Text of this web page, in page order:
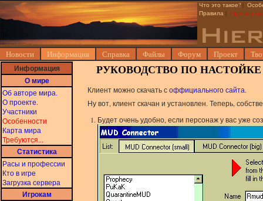
Что это такое? |
Правила | Проекту
Новости Информация Справка Файлы Форум Проект
Информация
О мире
Об авторе мира.
О проекте.
Участники
Особенности
Карта мира
Требуются...
Статистика
Расы и профессии
Кто в игре
Загрузка сервера
Игрокам
РУКОВОДСТВО ПО НАСТОЙКЕ
Клиент можно скачать соффициального сайта.
Ну вот, клиент скачан и установлен. Теперь,
Будет очень удобно, если персонаж у вас уже